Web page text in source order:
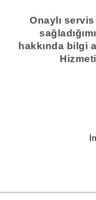
Onaylı servis
hakkında bilgi